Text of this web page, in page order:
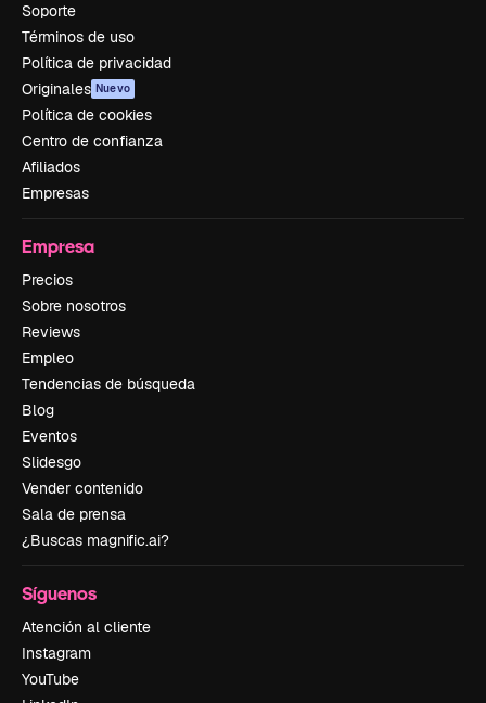
Soporte
Términos de uso
Política de privacidad
Originales Nuevo
Política de cookies
Centro de confianza
Afiliados
Empresas
Empresa
Precios
Sobre nosotros
Reviews
Empleo
Tendencias de búsqueda
Blog
Eventos
Slidesgo
Vender contenido
Sala de prensa
¿Buscas magnific.ai?
Síguenos
Atención al cliente
Instagram
YouTube